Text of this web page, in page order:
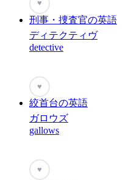
♥
刑事・捜査官の英語
ディテクティヴ
detective
♥
絞首台の英語
ガロウズ
gallows
♥